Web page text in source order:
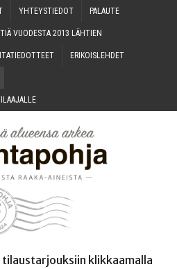
YHTEYS­TIE­DOT PALAU­TE
VUO­DES­TA 2013 LÄHTIEN
ERI­KOIS­LEH­DET
klikkaamalla